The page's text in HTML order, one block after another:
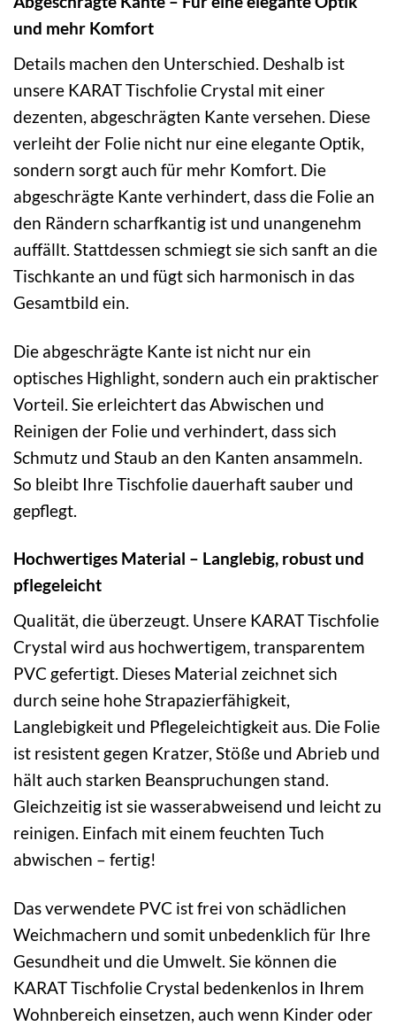
und mehr Komfort
Details machen den Unterschied. Deshalb ist
unsere KARAT Tischfolie Crystal mit einer
dezenten, abgeschrägten Kante versehen. Diese
verleiht der Folie nicht nur eine elegante Optik,
sondern sorgt auch für mehr Komfort. Die
abgeschrägte Kante verhindert, dass die Folie an
den Rändern scharfkantig ist und unangenehm
auffällt. Stattdessen schmiegt sie sich sanft an die
Tischkante an und fügt sich harmonisch in das
Gesamtbild ein.
Die abgeschrägte Kante ist nicht nur ein
optisches Highlight, sondern auch ein praktischer
Vorteil. Sie erleichtert das Abwischen und
Reinigen der Folie und verhindert, dass sich
Schmutz und Staub an den Kanten ansammeln.
So bleibt Ihre Tischfolie dauerhaft sauber und
gepflegt.
Hochwertiges Material – Langlebig, robust und
pflegeleicht
Qualität, die überzeugt. Unsere KARAT Tischfolie
Crystal wird aus hochwertigem, transparentem
PVC gefertigt. Dieses Material zeichnet sich
durch seine hohe Strapazierfähigkeit,
Langlebigkeit und Pflegeleichtigkeit aus. Die Folie
ist resistent gegen Kratzer, Stöße und Abrieb und
hält auch starken Beanspruchungen stand.
Gleichzeitig ist sie wasserabweisend und leicht zu
reinigen. Einfach mit einem feuchten Tuch
abwischen – fertig!
Das verwendete PVC ist frei von schädlichen
Weichmachern und somit unbedenklich für Ihre
Gesundheit und die Umwelt. Sie können die
KARAT Tischfolie Crystal bedenkenlos in Ihrem
Wohnbereich einsetzen, auch wenn Kinder oder